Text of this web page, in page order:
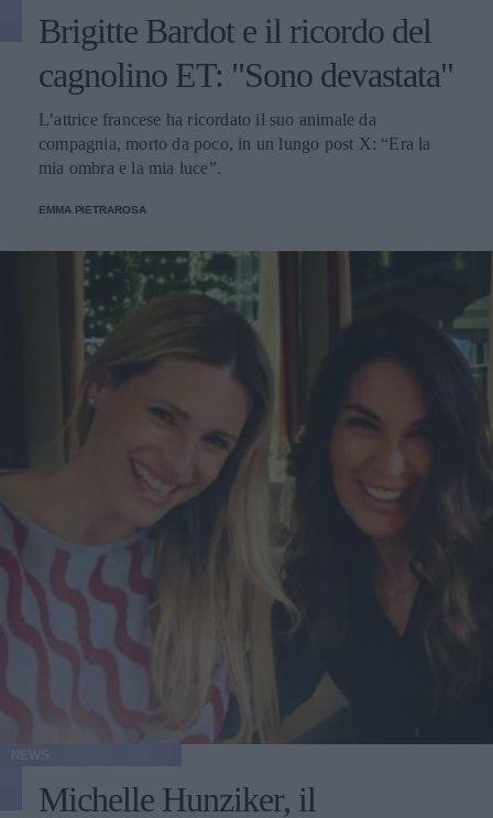
Brigitte Bardot e il ricordo del
cagnolino ET: "Sono devastata"
L’attrice francese ha ricordato il suo animale da
compagnia, morto da poco, in un lungo post X: “Era la
mia ombra e la mia luce”.
EMMA PIETRAROSA
Michelle Hunziker, il